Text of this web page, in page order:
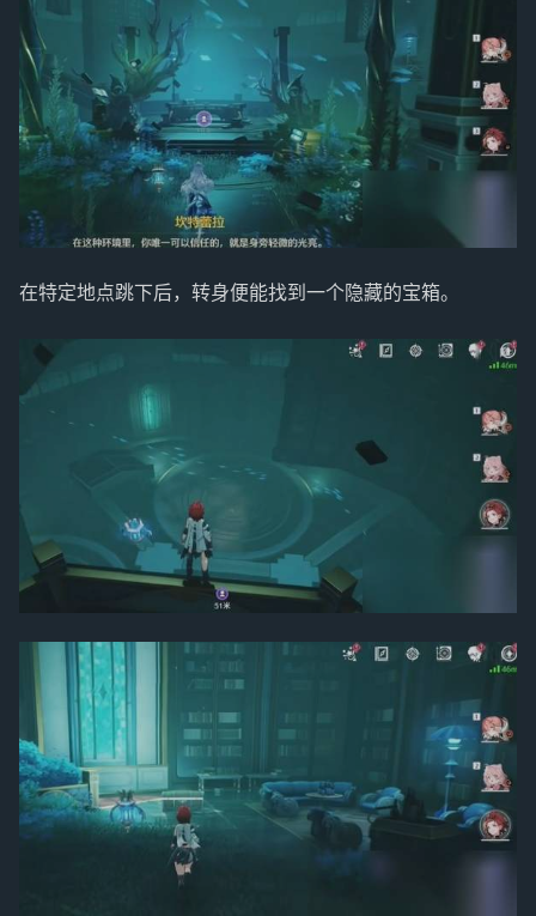
在特定地点跳下后，转身便能找到一个隐藏的宝箱。